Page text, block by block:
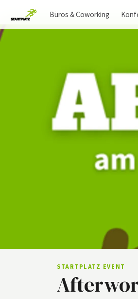
Büros & Coworking
STARTPLATZ EVENT